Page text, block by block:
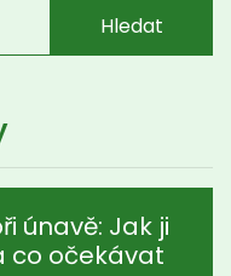
Hledat
únavě: Jak ji
co očekávat